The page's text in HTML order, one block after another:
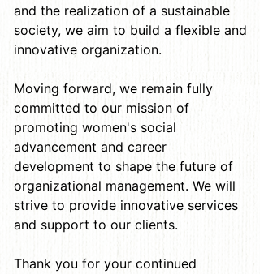
and the realization of a sustainable
society, we aim to build a flexible and
innovative organization.
Moving forward, we remain fully
committed to our mission of
promoting women's social
advancement and career
development to shape the future of
organizational management. We will
strive to provide innovative services
and support to our clients.
Thank you for your continued